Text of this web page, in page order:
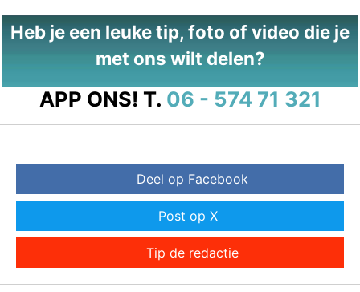
Heb je een leuke tip, foto of video die je
met ons wilt delen?
APP ONS! T. 06 - 574 71 321
Deel op Facebook
Post op X
Tip de redactie